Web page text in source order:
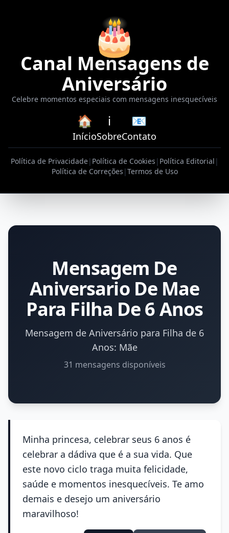
🎂
Canal Mensagens de
Aniversário
Celebre momentos especiais com mensagens inesquecíveis
🏠
Início
ℹ️
Sobre
📧
Contato
Política de Privacidade| Política de Cookies | Política Editorial |
Política de Correções |Termos de Uso
Mensagem De
Aniversario De Mae
Para Filha De 6 Anos
Mensagem de Aniversário para Filha de 6
Anos: Mãe
31 mensagens disponíveis
Minha princesa, celebrar seus 6 anos é
celebrar a dádiva que é a sua vida. Que
este novo ciclo traga muita felicidade,
saúde e momentos inesquecíveis. Te amo
demais e desejo um aniversário
maravilhoso!